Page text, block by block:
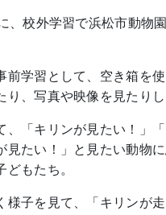
、校外学習で浜松市動物
前学習として、空き箱を
り、写真や映像を見たりし
、「キリンが見たい！」
見たい！」と見たい動物
どもたち。
様子を見て、「キリンが走